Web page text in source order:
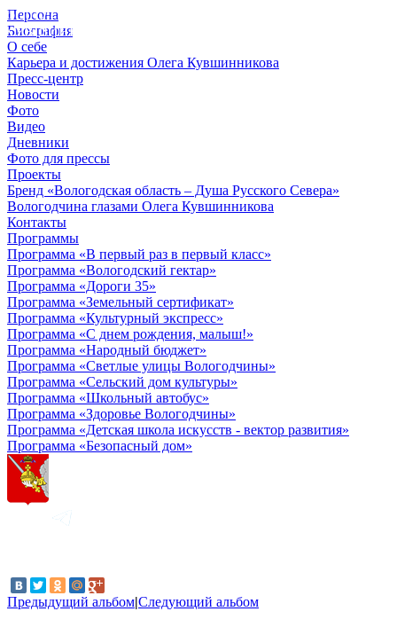
Персона
Биография
О себе
Карьера и достижения Олега Кувшинникова
Пресс-центр
Новости
Фото
Видео
Дневники
Фото для прессы
Проекты
Бренд «Вологодская область – Душа Русского Севера»
Вологодчина глазами Олега Кувшинникова
Контакты
Программы
Программа «В первый раз в первый класс»
Программа «Вологодский гектар»
Программа «Дороги 35»
Программа «Земельный сертификат»
Программа «Культурный экспресс»
Программа «С днем рождения, малыш!»
Программа «Народный бюджет»
Программа «Светлые улицы Вологодчины»
Программа «Сельский дом культуры»
Программа «Школьный автобус»
Программа «Здоровье Вологодчины»
Программа «Детская школа искусств - вектор развития»
Программа «Безопасный дом»
Предыдущий альбом|Следующий альбом
© 2012 - 2023,
КУВШИННИКОВ О.А.